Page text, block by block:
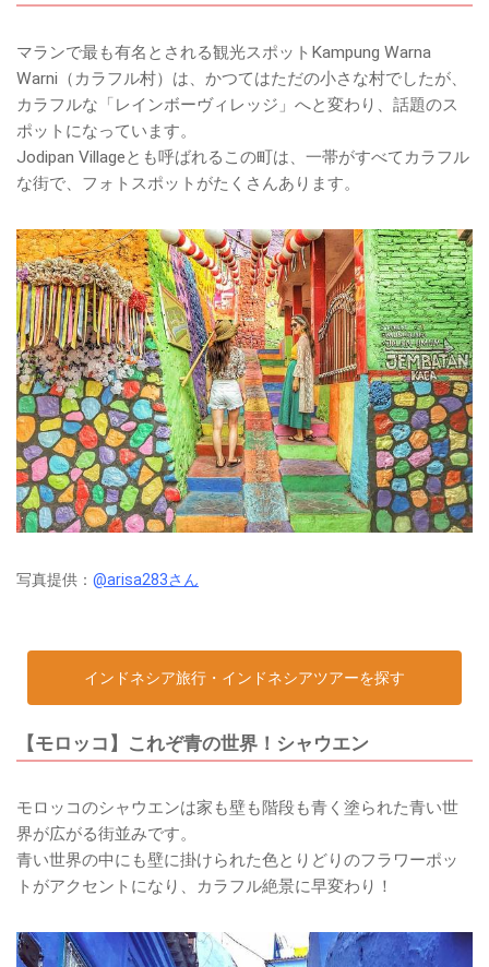
マランで最も有名とされる観光スポットKampung Warna
Warni（カラフル村）は、かつてはただの小さな村でしたが、
カラフルな「レインボーヴィレッジ」へと変わり、話題のス
ポットになっています。
Jodipan Villageとも呼ばれるこの町は、一帯がすべてカラフル
な街で、フォトスポットがたくさんあります。
写真提供： @arisa283さん
インドネシア旅行・インドネシアツアーを探す
【モロッコ】これぞ青の世界！シャウエン
モロッコのシャウエンは家も壁も階段も青く塗られた青い世
界が広がる街並みです。
青い世界の中にも壁に掛けられた色とりどりのフラワーポッ
トがアクセントになり、カラフル絶景に早変わり！